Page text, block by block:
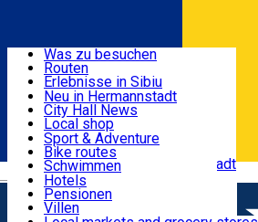
Română
Nützliche informationen
Aktivitäten & Abenteuer
Unterkunft
Essen, Getränke & Nachtleben
Was zu besuchen
Routen
Erlebnisse in Sibiu
Podcast
Kultur
Museen
Kirchen
Parks, Zoo
Im Umkreis von Hermannstadt
Neu in Hermannstadt
City Hall News
Local shop
Sibiu Handwerker
Sibiul Verde
Public services
Bildung
Wie komme ich nach Sibiu?
Touristeninfo
Sport & Adventure
Bike routes
Schwimmen
Reiten
Fitnessstudio
Loc de joacă indoor
Hotels
Pensionen
Villen